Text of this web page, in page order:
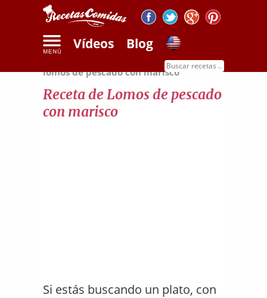
Vídeos Blog
Receta de
lomos de pescado con marisco
Receta de Lomos de pescado
con marisco
Si estás buscando un plato, con